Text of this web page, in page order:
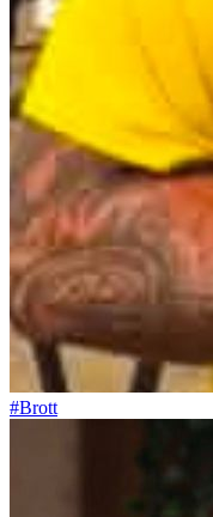
#Brott